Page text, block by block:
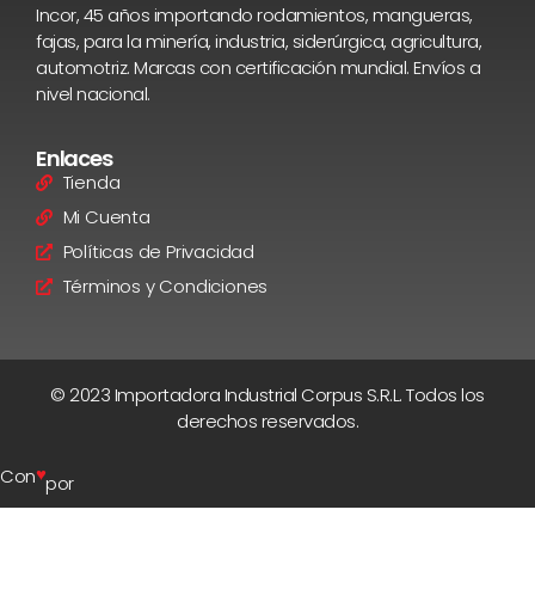
Incor, 45 años importando rodamientos, mangueras,
fajas, para la minería, industria, siderúrgica, agricultura,
automotriz. Marcas con certificación mundial. Envíos a
nivel nacional.
Enlaces
Tienda
Mi Cuenta
Políticas de Privacidad
Términos y Condiciones
© 2023 Importadora Industrial Corpus S.R.L. Todos los
derechos reservados.
Con♥por